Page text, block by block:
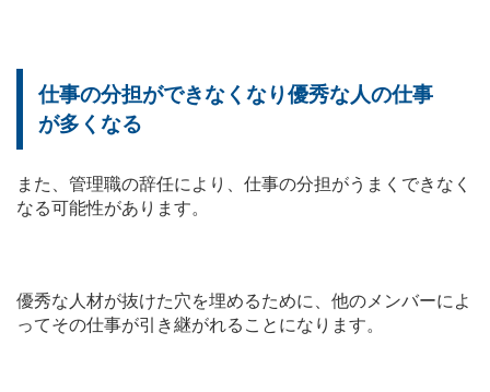
仕事の分担ができなくなり優秀な人の仕事
が多くなる
また、管理職の辞任により、仕事の分担がうまくできなく
なる可能性があります。
優秀な人材が抜けた穴を埋めるために、他のメンバーによ
ってその仕事が引き継がれることになります。